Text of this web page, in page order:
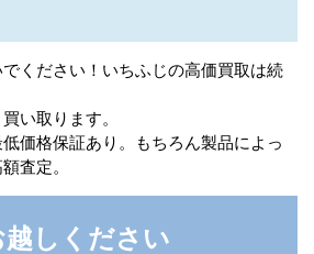
ください！いちふじの高価買取は続
い取ります。
価格保証あり。もちろん製品によっ
査定。
しください